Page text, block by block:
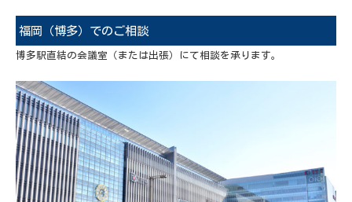
福岡（博多）でのご相談
博多駅直結の会議室（または出張）にて相談を承ります。